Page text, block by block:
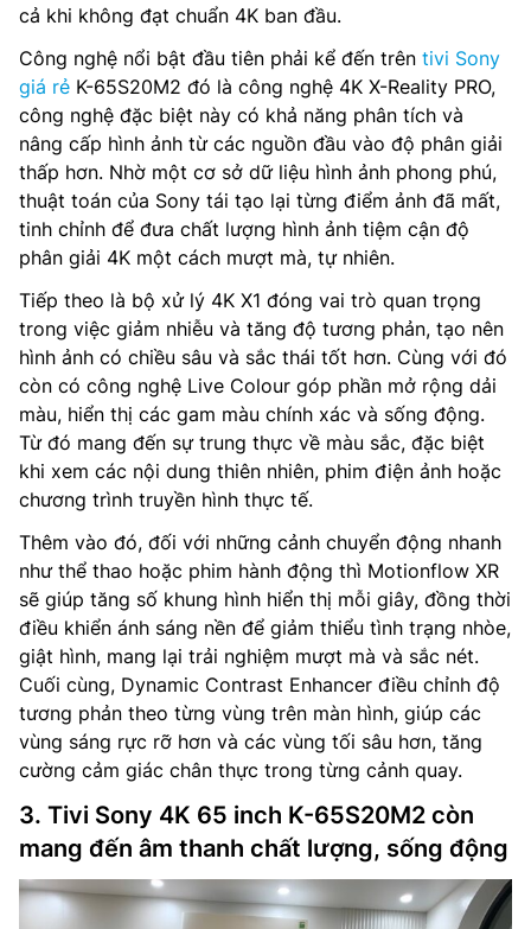
cả khi không đạt chuẩn 4K ban đầu.
Công nghệ nổi bật đầu tiên phải kể đến trên tivi Sony
giá rẻ K-65S20M2 đó là công nghệ 4K X-Reality PRO,
công nghệ đặc biệt này có khả năng phân tích và
nâng cấp hình ảnh từ các nguồn đầu vào độ phân giải
thấp hơn. Nhờ một cơ sở dữ liệu hình ảnh phong phú,
thuật toán của Sony tái tạo lại từng điểm ảnh đã mất,
tinh chỉnh để đưa chất lượng hình ảnh tiệm cận độ
phân giải 4K một cách mượt mà, tự nhiên.
Tiếp theo là bộ xử lý 4K X1 đóng vai trò quan trọng
trong việc giảm nhiễu và tăng độ tương phản, tạo nên
hình ảnh có chiều sâu và sắc thái tốt hơn. Cùng với đó
còn có công nghệ Live Colour góp phần mở rộng dải
màu, hiển thị các gam màu chính xác và sống động.
Từ đó mang đến sự trung thực về màu sắc, đặc biệt
khi xem các nội dung thiên nhiên, phim điện ảnh hoặc
chương trình truyền hình thực tế.
Thêm vào đó, đối với những cảnh chuyển động nhanh
như thể thao hoặc phim hành động thì Motionflow XR
sẽ giúp tăng số khung hình hiển thị mỗi giây, đồng thời
điều khiển ánh sáng nền để giảm thiểu tình trạng nhòe,
giật hình, mang lại trải nghiệm mượt mà và sắc nét.
Cuối cùng, Dynamic Contrast Enhancer điều chỉnh độ
tương phản theo từng vùng trên màn hình, giúp các
vùng sáng rực rỡ hơn và các vùng tối sâu hơn, tăng
cường cảm giác chân thực trong từng cảnh quay.
3. Tivi Sony 4K 65 inch K-65S20M2 còn
mang đến âm thanh chất lượng, sống động